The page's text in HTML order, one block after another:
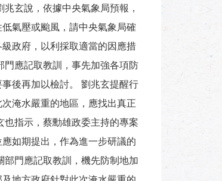
玄說，依據中央氣象局預報，
氣壓或颱風，請中央氣象局確
政府，以利採取適當的因應措
應記取教訓，事先加強各項防
後再加以檢討。 劉兆玄提醒行
淹水嚴重的地區，應找出真正
指示，蔡勳雄政委主持的專案
如期提出，作為進一步研議的
門應記取教訓，機先防制地加